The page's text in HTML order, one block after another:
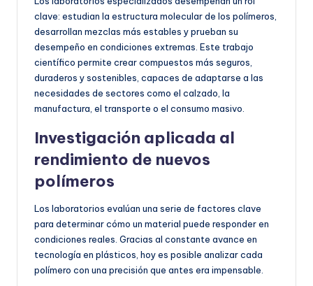
clave: estudian la estructura molecular de los polímeros,
desarrollan mezclas más estables y prueban su
desempeño en condiciones extremas. Este trabajo
científico permite crear compuestos más seguros,
duraderos y sostenibles, capaces de adaptarse a las
necesidades de sectores como el calzado, la
manufactura, el transporte o el consumo masivo.
Investigación aplicada al
rendimiento de nuevos
polímeros
Los laboratorios evalúan una serie de factores clave
para determinar cómo un material puede responder en
condiciones reales. Gracias al constante avance en
tecnología en plásticos, hoy es posible analizar cada
polímero con una precisión que antes era impensable.